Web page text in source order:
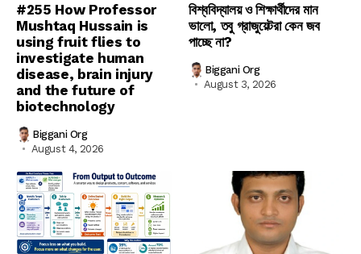
#255 How Professor
Mushtaq Hussain is
using fruit flies to
investigate human
disease, brain injury
and the future of
biotechnology
Biggani Org
August 4, 2026
বিশ্ববিদ্যালয় ও শিক্ষার্থীদের মান
ভালো, তবু গ্রাজুয়েটরা কেন জব
পাচ্ছে না?
Biggani Org
August 3, 2026